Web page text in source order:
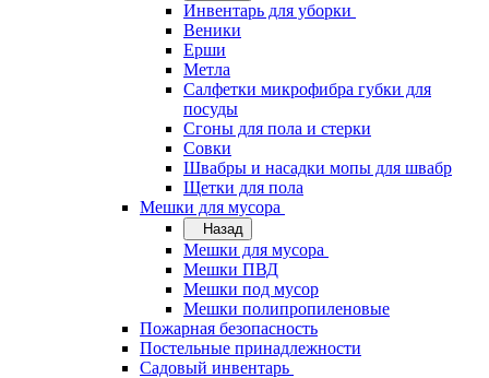
Инвентарь для уборки
Веники
Ерши
Метла
Салфетки микрофибра губки для
посуды
Сгоны для пола и стерки
Совки
Швабры и насадки мопы для швабр
Щетки для пола
Мешки для мусора
Назад
Мешки для мусора
Мешки ПВД
Мешки под мусор
Мешки полипропиленовые
Пожарная безопасность
Постельные принадлежности
Садовый инвентарь